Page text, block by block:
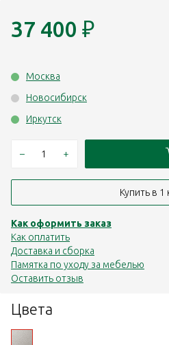
Цвета
37 400 ₽
Москва
Новосибирск
Иркутск
– +
Купить в 1
Как оформить заказ
Как оплатить
Доставка и сборка
Памятка по уходу за мебелью
Оставить отзыв